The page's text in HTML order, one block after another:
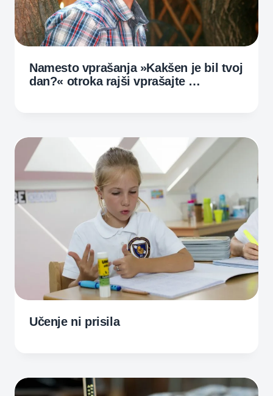
Namesto vprašanja »Kakšen je bil tvoj
dan?« otroka rajši vprašajte …
Učenje ni prisila